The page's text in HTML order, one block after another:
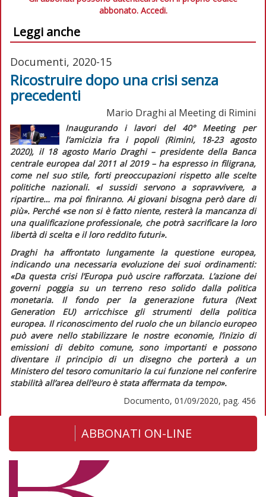
abbonato. Accedi.
Leggi anche
Documenti, 2020-15
Ricostruire dopo una crisi senza
precedenti
Mario Draghi al Meeting di Rimini
Inaugurando i lavori del 40° Meeting per
l’amicizia fra i popoli (Rimini, 18-23 agosto
2020), il 18 agosto Mario Draghi – presidente della Banca
centrale europea dal 2011 al 2019 – ha espresso in filigrana,
come nel suo stile, forti preoccupazioni rispetto alle scelte
politiche nazionali. «I sussidi servono a sopravvivere, a
ripartire… ma poi finiranno. Ai giovani bisogna però dare di
più». Perché «se non si è fatto niente, resterà la mancanza di
una qualificazione professionale, che potrà sacrificare la loro
libertà di scelta e il loro reddito futuri».
Draghi ha affrontato lungamente la questione europea,
indicando una necessaria evoluzione dei suoi ordinamenti:
«Da questa crisi l’Europa può uscire rafforzata. L’azione dei
governi poggia su un terreno reso solido dalla politica
monetaria. Il fondo per la generazione futura (Next
Generation EU) arricchisce gli strumenti della politica
europea. Il riconoscimento del ruolo che un bilancio europeo
può avere nello stabilizzare le nostre economie, l’inizio di
emissioni di debito comune, sono importanti e possono
diventare il principio di un disegno che porterà a un
Ministero del tesoro comunitario la cui funzione nel conferire
stabilità all’area dell’euro è stata affermata da tempo».
Documento, 01/09/2020, pag. 456
ABBONATI ON-LINE